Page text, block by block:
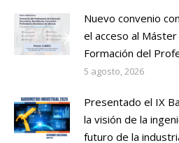
Nuevo convenio
el acceso al
Formación del
5 agosto, 2026
Presentado el IX
la visión de la
futuro de la